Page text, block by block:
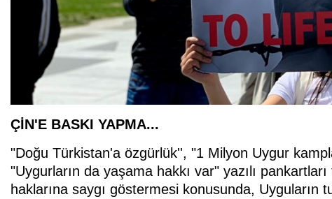
ÇİN'E BASKI YAPMA...
"Doğu Türkistan'a özgürlük'', "1 Milyon Uygur
"Uygurların da yaşama hakkı var" yazılı
haklarına saygı göstermesi konusunda, Uyguların